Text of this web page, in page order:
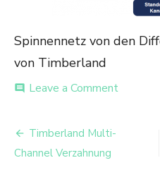
Spinnennetz von den
von Timberland
comment Leave a Commenton
Beitrags-
Navigation
Timberland Multi-
Channel Verzahnung